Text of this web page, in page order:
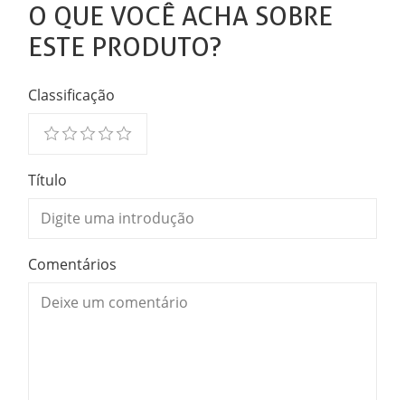
O QUE VOCÊ ACHA SOBRE
ESTE PRODUTO?
Classificação
Título
Comentários